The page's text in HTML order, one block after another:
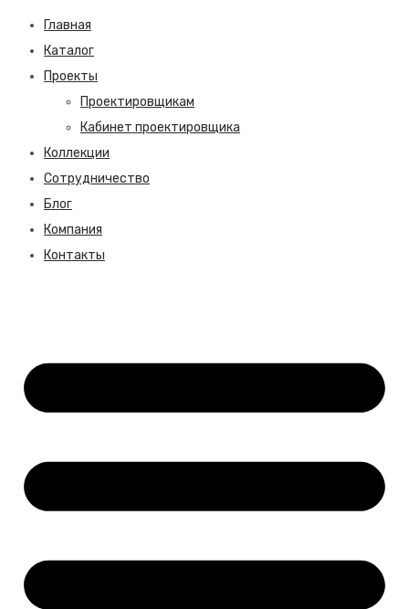
Главная
Каталог
Проекты
Проектировщикам
Кабинет проектировщика
Коллекции
Сотрудничество
Блог
Компания
Контакты